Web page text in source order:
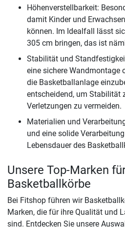
Höhenverstellbarkeit:
damit Kinder und
können. Im Idealfall lässt
305 cm bringen, das ist
Stabilität und
eine sichere Wandmontage
die Basketballanlage
entscheidend, um Stabilität
Verletzungen zu vermeiden.
Materialien und
und eine solide
Lebensdauer des
Unsere Top-Marken
Basketballkörbe
Bei Fitshop führen wir
Marken, die für ihre Qualität und
sind. Entdecken Sie unsere